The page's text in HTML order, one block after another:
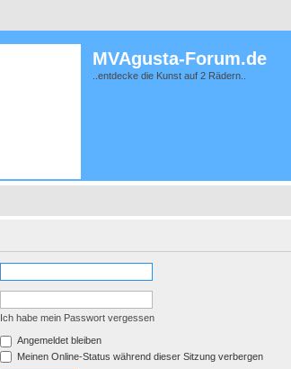
MVAgusta-Forum.de
..entdecke die Kunst auf 2 Rädern..
Ich habe mein Passwort vergessen
Angemeldet bleiben
Meinen Online-Status während dieser Sitzung verbergen